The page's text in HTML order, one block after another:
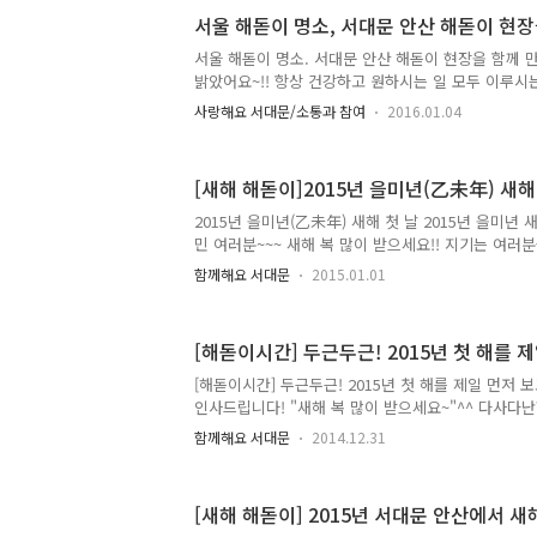
와 함께 새해 해맞이 함께해요!! 2017년 서대문 안
1. (일) 06:30 ~ 08:30 ○ 장 소 : 서대문 안산 봉수
부, 온음료 나누기(장소 : 만남의 광장 입구) - 새해
선 날리기(장..
서울 해돋이 명소, 서대문 안산 해돋이 현
서울 해돋이 명소. 서대문 안산 해돋이 현장을 함께
밝았어요~!! 항상 건강하고 원하시는 일 모두 이루
기는 새해를 맞아 서대문 안산 해돋이 현장에 함께
보면서 두손 꼭~ 모아 저마다의 소원을 빌었답니다.
답니다. 2016년이 무슨 해인지 다들 알고 계시죠?
이들과 함께 하는 포토존이 마련되었어요. 붉은 원
모두 행복하세요~ ^^ 새해 소망을 다짐하는 '소망엽
사랑해요 서대문/소통과 참여 2016.01.04
[새해 해돋이]2015년 을미년(乙未年) 새
2015년 을미년(乙未年) 새해 첫 날 2015년 을미년
민 여러분~~~ 새해 복 많이 받으세요!! 지기는 여러
고자 서대문 안산 봉수대에서 함께 했는데요~ 많은
새해 소망을 나누면서 새해를 시작했답니다. 새해
답니다 ^^ 간절한 소망과 다짐을 엽서에 쓰고 있답
죠?^^ 2015년 새해의 모습을 남기고자~ 귀여운 양
사진도 촬칵!!! 드디어 모습을 드러낸!! 2015년 첫 태
함께해요 서대문 2015.01.01
[해돋이시간] 두근두근! 2015년 첫 해를
[해돋이시간] 두근두근! 2015년 첫 해를 제일 먼저
인사드립니다! "새해 복 많이 받으세요~"^^ 다사다
찬 새해 2015년을 맞이할 마지막날이죠? 새해맞이
지기는 여러분의 안녕과 건강을 위해 어떻게 하면
서 뜬다는 사실~ 그래서 가장 먼저 해가 뜨는 곳 부
함께해요 서대문 2014.12.31
[새해 해돋이] 2015년 서대문 안산에서 새